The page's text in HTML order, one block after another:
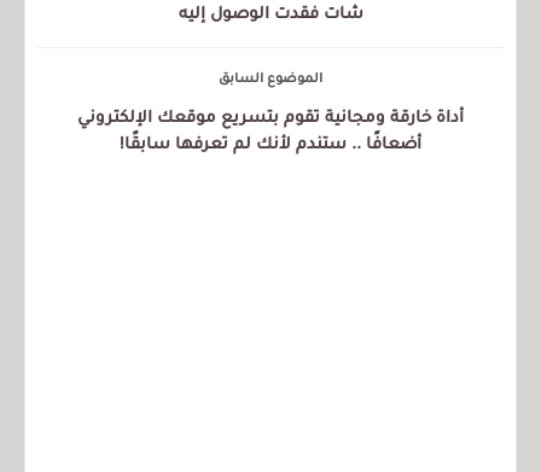
شات فقدت الوصول إليه
الموضوع السابق
أداة خارقة ومجانية تقوم بتسريع موقعك الإلكتروني
أضعافًا .. ستندم لأنك لم تعرفها سابقًا!